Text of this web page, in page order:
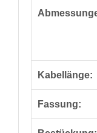
Kabellänge:
Fassung: